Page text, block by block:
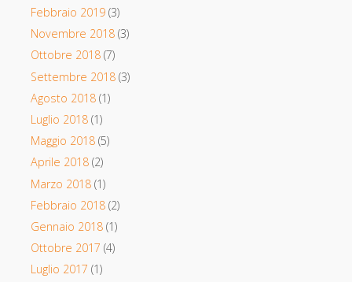
Febbraio 2019(3)
Novembre 2018(3)
Ottobre 2018(7)
Settembre 2018(3)
Agosto 2018(1)
Luglio 2018(1)
Maggio 2018(5)
Aprile 2018(2)
Marzo 2018(1)
Febbraio 2018(2)
Gennaio 2018(1)
Ottobre 2017 (4)
Luglio 2017 (1)